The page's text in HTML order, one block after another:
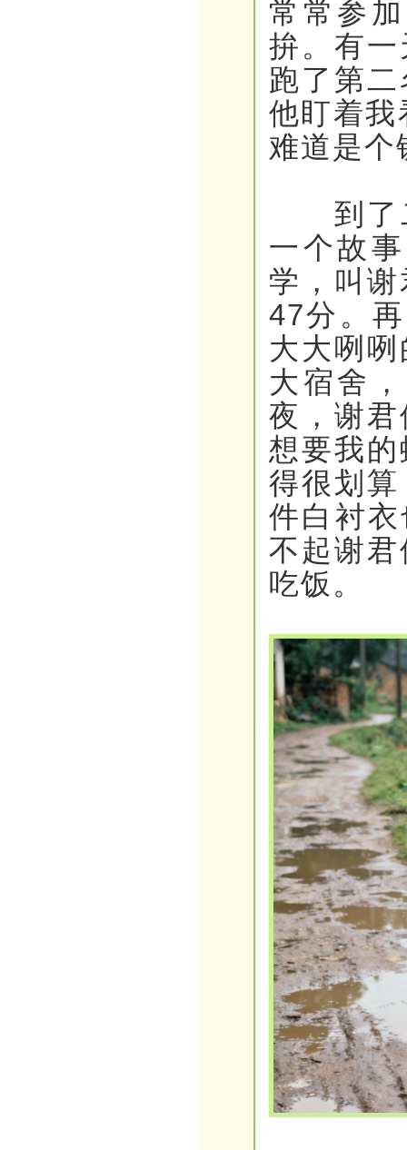
常常参
拚。有
跑了第
他盯着我
难道是个
到了二
一个故
学，叫
47分。
大大咧
大宿舍
夜，谢
想要我
得很划
件白衬
不起谢
吃饭。